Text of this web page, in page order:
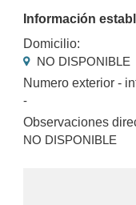
Información
Domicilio:
NO DISPONIBLE
Numero exterior -
-
Observaciones
NO DISPONIBLE